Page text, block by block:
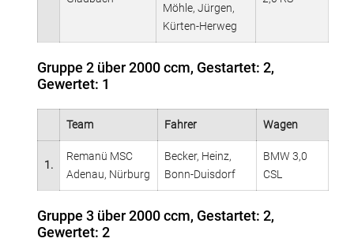
Möhle, Jürgen,
Kürten-Herweg
Gruppe 2 über 2000 ccm, Gestartet: 2,
Gewertet: 1
Team Fahrer Wagen
1.
Remanü MSC
Adenau, Nürburg
Becker, Heinz,
Bonn-Duisdorf
BMW 3,0
CSL
Gruppe 3 über 2000 ccm, Gestartet: 2,
Gewertet: 2